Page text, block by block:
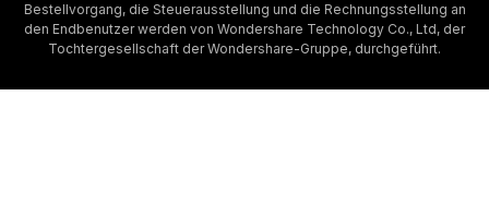
Bestellvorgang, die Steuerausstellung und die Rechnungsstellung an
den Endbenutzer werden von Wondershare Technology Co., Ltd, der
Tochtergesellschaft der Wondershare-Gruppe, durchgeführt.